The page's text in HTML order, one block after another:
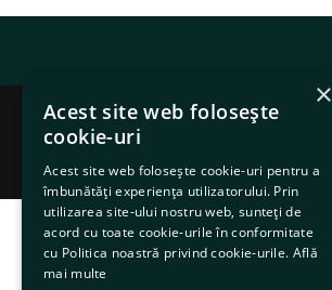
×
Acest site web folosește
cookie-uri
Acest site web folosește cookie-uri pentru a
îmbunătăți experiența utilizatorului. Prin
utilizarea site-ului nostru web, sunteți de
acord cu toate cookie-urile în conformitate
cu Politica noastră privind cookie-urile. Află
mai multe